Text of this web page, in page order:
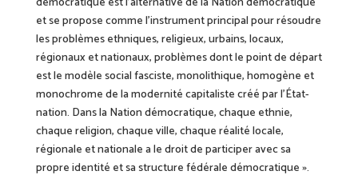
et se propose comme l’instrument principal pour résoudre
les problèmes ethniques, religieux, urbains, locaux,
régionaux et nationaux, problèmes dont le point de départ
est le modèle social fasciste, monolithique, homogène et
monochrome de la modernité capitaliste créé parl’État-
nation. Dans la Nation démocratique, chaque ethnie,
chaque religion, chaque ville, chaque réalité locale,
régionale et nationale a le droit de participer avec sa
propre identité et sa structure fédérale démocratique ».